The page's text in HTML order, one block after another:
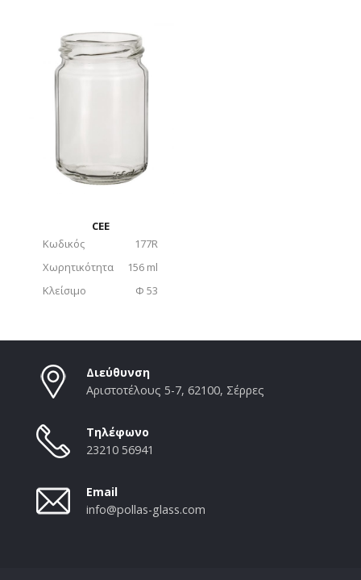
CEE
Κωδικός
177R
Χωρητικότητα
156 ml
Κλείσιμο
Φ 53
Διεύθυνση
Αριστοτέλους 5-7, 62100, Σέρρες
Τηλέφωνο
23210 56941
Email
info@pollas-glass.com